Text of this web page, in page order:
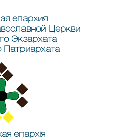
епархия
Церкви
Экзархата
Патриархата
епархія